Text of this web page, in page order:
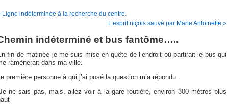
Ligne indéterminée à la recherche du centre.
L’esprit niçois sauvé par Marie Antoinette »
indéterminé et bus fantôme…..
fin de matinée je me suis mise en quête de l’endroit où partirait le bus qui
ramènerait dans ma ville.
première personne à qui j’ai posé la question m’a répondu :
ne sais pas, mais, allez voir à la gare routière, environ 300 mètres plus